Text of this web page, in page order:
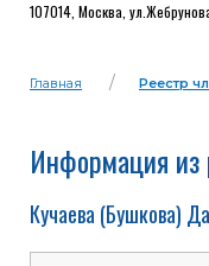
107014, Москва,
Главная Реестр
Информация из
Кучаева (Бушкова)